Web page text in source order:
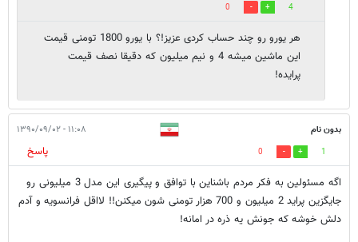
4
0
هر یورو رو چند حساب کردی عزیز!؟ با یورو 1800 تومنی قیمت
این ماشین میشه 4 و نیم میلیون که دقیقا نصف قیمت
پرایده!
بدون نام ۱۱:۰۸ - ۱۳۹۰/۰۹/۰۲
1
0
پاسخ
اگه مسئولین به فکر مردم باشناین با توافق و پیگیری این مدل 3 میلیونی رو
جایگزین پراید 2 میلیون و 700 هزار تومنی شون میکنن!! لااقل فرانسویه و آدم
دلش خوشه که جونش یه ذره در امانه!